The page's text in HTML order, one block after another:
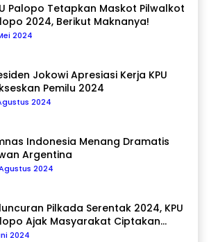
Palopo Tetapkan Maskot Pilwalkot
2024, Berikut Maknanya!
2024
Jokowi Apresiasi Kerja KPU
Pemilu 2024
2024
Indonesia Menang Dramatis
Argentina
2024
Pilkada Serentak 2024, KPU
Ajak Masyarakat Ciptakan
Damai
2024